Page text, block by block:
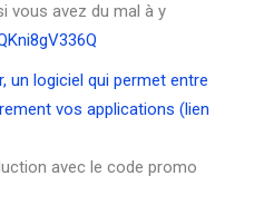
vous avez du mal à y
un logiciel qui permet entre
vos applications (lien
avec le code promo